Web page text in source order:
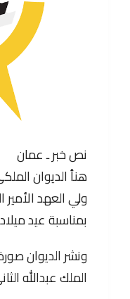
نص خبر ـ عمان
هنأ الديوان
ولي العهد الأمير
بمناسبة عيد ميلاده
ونشر الديوان
الملك عبدالله